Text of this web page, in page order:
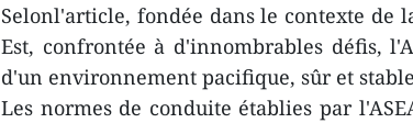
Selonl'article, fondée dans le contexte de
Est, confrontée à d'innombrables défis,
d'un environnement pacifique, sûr et
Les normes de conduite établies par